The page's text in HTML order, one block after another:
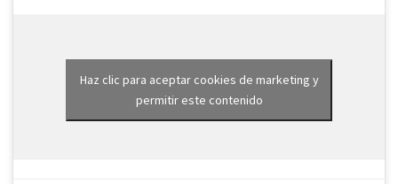
Haz clic para aceptar cookies de marketing y
permitir este contenido